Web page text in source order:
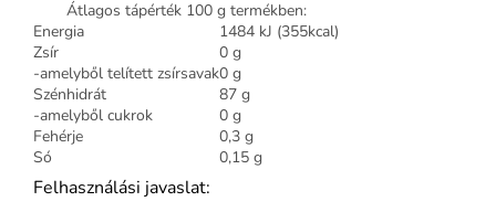
Átlagos tápérték 100 g termékben:
Energia
1484 kJ (355kcal)
Zsír
0 g
-amelyből telített zsírsavak0 g
Szénhidrát
87 g
-amelyből cukrok
0 g
Fehérje
0,3 g
Só
0,15 g
Felhasználási javaslat: